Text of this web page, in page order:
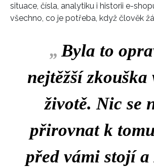
situace, čísla, analytiku i historii e-
všechno, co je potřeba, když člověk
„ Byla to
nejtěžší zkouška
životě. Nic se
přirovnat k
před vámi stojí a